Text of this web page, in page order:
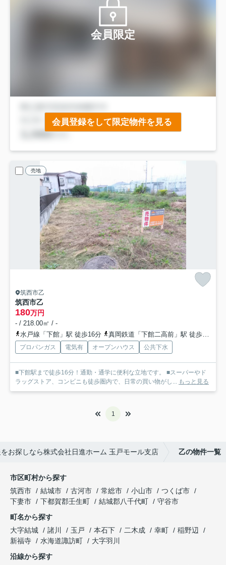
会員限定
会員登録をして限定物件を見る
売地
筑西市乙
筑西市乙
180万円
- / 218.00㎡ / -
水戸線「下館」駅 徒歩16分
真岡鉄道「下館二高前」駅 徒歩18分
プロパンガス 電気有 オープンハウス 公共下水
■下館駅まで徒歩16分！通勤・通学に便利な立地です。 ■スーパーやド
ラッグストア、コンビニも徒歩圏内で、日常の買い物がし... もっと見る
1
お探しなら株式会社日進ホーム 玉戸モール支店 乙の物件一覧
市区町村から探す
筑西市
結城市 古河市 常総市 小山市
つくば市
下妻市
下都賀郡壬生町 結城郡八千代町
守谷市
町名から探す
大字結城
諸川 玉戸 本石下 二木成 幸町
稲野辺
新福寺
水海道諏訪町
大字羽川
沿線から探す